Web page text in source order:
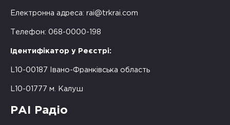
Електронна адреса: rai@trkrai.com
Телефон: 068-0000-198
Ідентифікатор у Реєстрі:
L10-00187 Івано-Франківська область
L10-01777 м. Калуш
РАІ Радіо